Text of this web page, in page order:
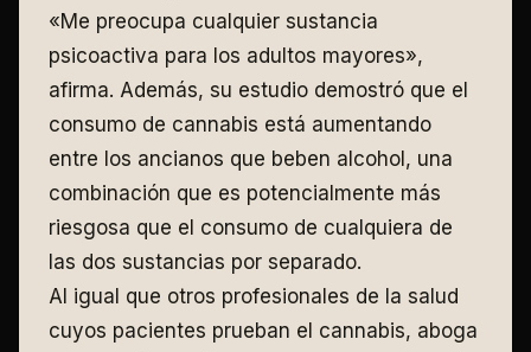
«Me preocupa cualquier sustancia
psicoactiva para los adultos mayores»,
afirma. Además, su estudio demostró que el
consumo de cannabis está aumentando
entre los ancianos que beben alcohol, una
combinación que es potencialmente más
riesgosa que el consumo de cualquiera de
las dos sustancias por separado.
Al igual que otros profesionales de la salud
cuyos pacientes prueban el cannabis, aboga